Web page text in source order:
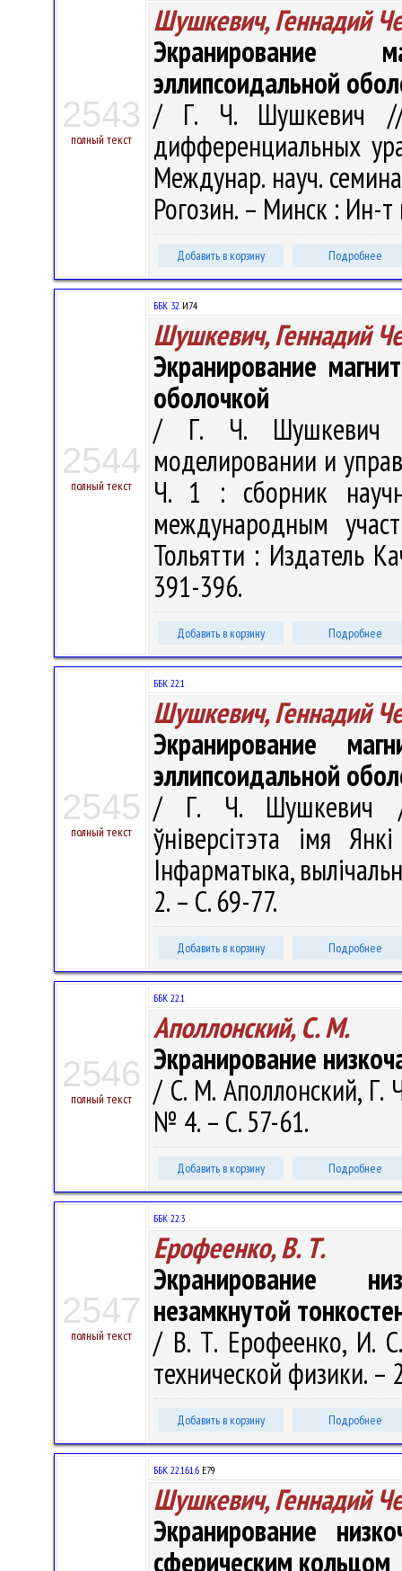
2543
полный текст
Шушкевич, Геннадий
Экранирование
эллипсоидальной
/ Г. Ч. Шушкевич //
дифференциальных
Междунар. науч.
Рогозин. – Минск : Ин-
Добавить в корзину Подробнее
2544
полный текст
ББК 32.И74
Шушкевич, Геннадий
Экранирование
оболочкой
/ Г. Ч. Шушкевич //
моделировании и
Ч. 1 : сборник
международным
Тольятти : Издатель
391-396.
Добавить в корзину Подробнее
2545
полный текст
ББК 22.1
Шушкевич, Геннадий
Экранирование
эллипсоидальной
/ Г. Ч. Шушкевич //
ўніверсітэта імя
Інфарматыка,
2. – С. 69-77.
Добавить в корзину Подробнее
2546
полный текст
ББК 22.1
Аполлонский, С. М.
Экранирование
/ С. М. Аполлонский, Г.
№ 4. – С. 57-61.
Добавить в корзину Подробнее
2547
полный текст
ББК 22.3
Ерофеенко, В. Т.
Экранирование
незамкнутой
/ В. Т. Ерофеенко, И.
технической физики.
Добавить в корзину Подробнее
ББК 22.161.6 Е79
Шушкевич, Геннадий
Экранирование
сферическим кольцом